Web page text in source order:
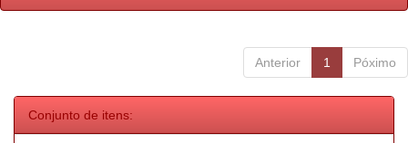
Anterior 1 Póximo
Conjunto de itens: